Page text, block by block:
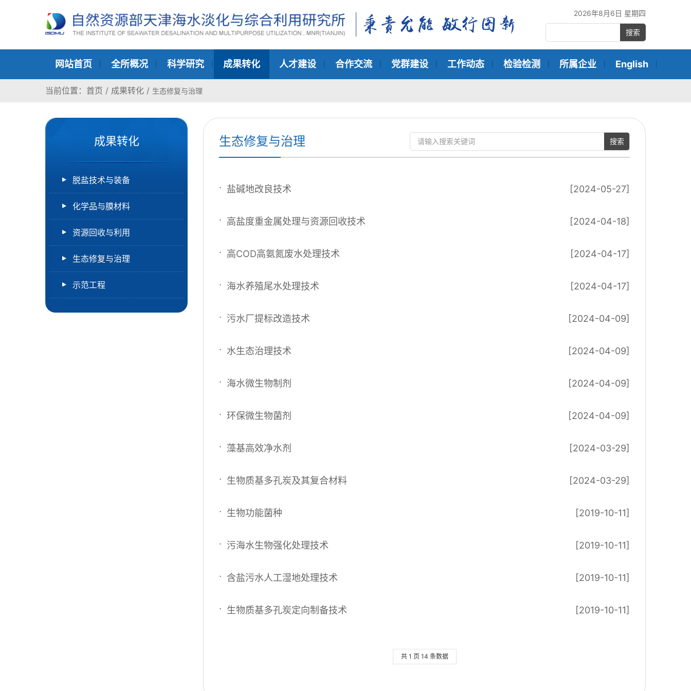
2026年8月6日 星期四
搜索
网站首页 全所概况 科学研究 成果转化 人才建设 合作交流 党群建设 工作动态 检验检测 所属企业 English
当前位置： 首页 / 成果转化 / 生态修复与治理
成果转化
脱盐技术与装备
化学品与膜材料
资源回收与利用
生态修复与治理
示范工程
生态修复与治理 搜索
盐碱地改良技术 [2024-05-27]
高盐度重金属处理与资源回收技术 [2024-04-18]
高COD高氨氮废水处理技术 [2024-04-17]
海水养殖尾水处理技术 [2024-04-17]
污水厂提标改造技术 [2024-04-09]
水生态治理技术 [2024-04-09]
海水微生物制剂 [2024-04-09]
环保微生物菌剂 [2024-04-09]
藻基高效净水剂 [2024-03-29]
生物质基多孔炭及其复合材料 [2024-03-29]
生物功能菌种 [2019-10-11]
污海水生物强化处理技术 [2019-10-11]
含盐污水人工湿地处理技术 [2019-10-11]
生物质基多孔炭定向制备技术 [2019-10-11]
共 1 页 14 条数据